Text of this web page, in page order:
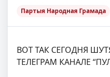
Партыя Народная Грамада
ВОТ ТАК СЕГОДНЯ
ТЕЛЕГРАМ КАНАЛЕ